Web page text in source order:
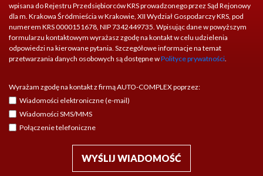
wpisana do Rejestru Przedsiębiorców KRS prowadzonego przez Sąd Rejonowy
dla m. Krakowa Śródmieścia w Krakowie, XII Wydział Gospodarczy KRS, pod
numerem KRS 0000151678, NIP 7342449735. Wpisując dane w powyższym
formularzu kontaktowym wyrażasz zgodę na kontakt w celu udzielenia
odpowiedzi na kierowane pytania. Szczegółowe informacje na temat
przetwarzania danych osobowych są dostępne wPolityce prywatności
Wyrażam zgodę na kontakt z firmą AUTO-COMPLEX poprzez:
Wiadomości elektroniczne (e-mail)
Wiadomości SMS/MMS
Połączenie telefoniczne